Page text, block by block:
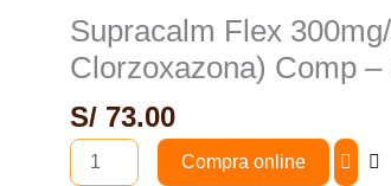
Supracalm Flex
Clorzoxazona) Comp
S/ 73.00
Flex
300mg/250mg
(Paracetamol
+
Clorzoxazona)
Comp
Compra online